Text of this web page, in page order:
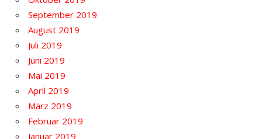
September 2019
August 2019
Juli 2019
Juni 2019
Mai 2019
April 2019
März 2019
Februar 2019
Januar 2019